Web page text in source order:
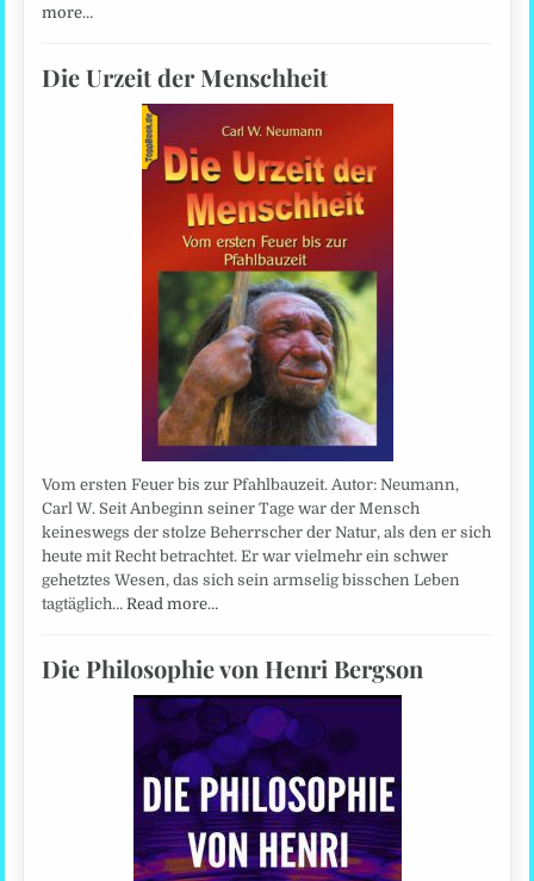
more…
Die Urzeit der Menschheit
Vom ersten Feuer bis zur Pfahlbauzeit. Autor: Neumann,
Carl W. Seit Anbeginn seiner Tage war der Mensch
keineswegs der stolze Beherrscher der Natur, als den er sich
heute mit Recht betrachtet. Er war vielmehr ein schwer
gehetztes Wesen, das sich sein armselig bisschen Leben
tagtäglich…Read more…
Die Philosophie von Henri Bergson